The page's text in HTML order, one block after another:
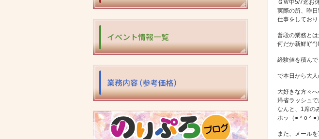
ＧＷ中5/7迄お
実際の所、昨日
仕事をしており
普段の業務とは
何だか新鮮!(^^)!
経験値を積んで
で本日から大
大好きな方々へ
帰省ラッシュ
なんと、1席の
ホッ（●＾o＾●）
また、メール